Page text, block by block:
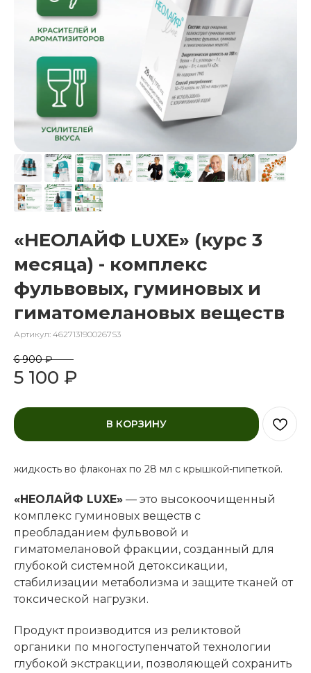
«НЕОЛАЙФ LUXE» (курс 3
месяца) - комплекс
фульвовых, гуминовых и
гиматомелановых веществ
Артикул: 4627131900267S3
5 100 ₽
6 900 ₽
В КОРЗИНУ
жидкость во флаконах по 28 мл с крышкой-пипеткой.
«НЕОЛАЙФ LUXE» — это высокоочищенный
комплекс гуминовых веществ с
преобладанием фульвовой и
гиматомелановой фракции, созданный для
глубокой системной детоксикации,
стабилизации метаболизма и защите тканей от
токсической нагрузки.
Продукт производится из реликтовой
органики по многоступенчатой технологии
глубокой экстракции, позволяющей сохранить